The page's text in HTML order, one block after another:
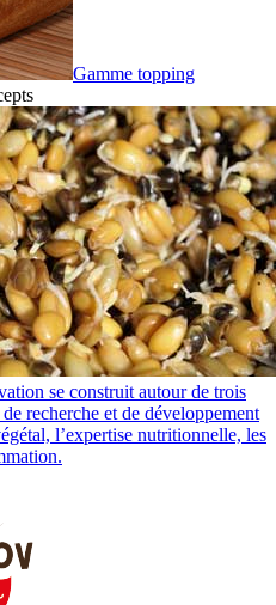
Gamme topping
se construit autour de trois
recherche et de développement
l’expertise nutritionnelle, les